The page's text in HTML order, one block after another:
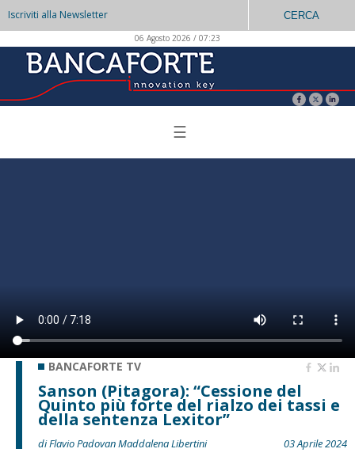
Iscriviti alla Newsletter CERCA
06 Agosto 2026 / 07:23
☰
BANCAFORTE TV
Sanson (Pitagora): “Cessione del
Quinto più forte del rialzo dei tassi e
della sentenza Lexitor”
di Flavio Padovan Maddalena Libertini
03 Aprile 2024